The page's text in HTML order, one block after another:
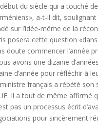
du siècle qui a touché
a-t-il dit,
sur l’idée-même de la
posera cette question
doute commencer l’année
avons une dizaine
d’année pour réfléchir à
français a répété son
Il a tout de même affirmé
pas un processus écrit
pour sincèrement